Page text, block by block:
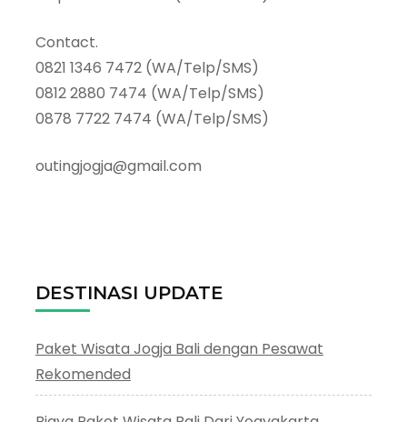
Contact.
0821 1346 7472 (WA/Telp/SMS)
0812 2880 7474 (WA/Telp/SMS)
0878 7722 7474 (WA/Telp/SMS)
outingjogja@gmail.com
DESTINASI UPDATE
Paket Wisata Jogja Bali dengan Pesawat
Rekomended